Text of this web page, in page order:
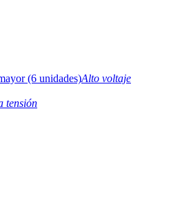
Alto voltaje
tensión